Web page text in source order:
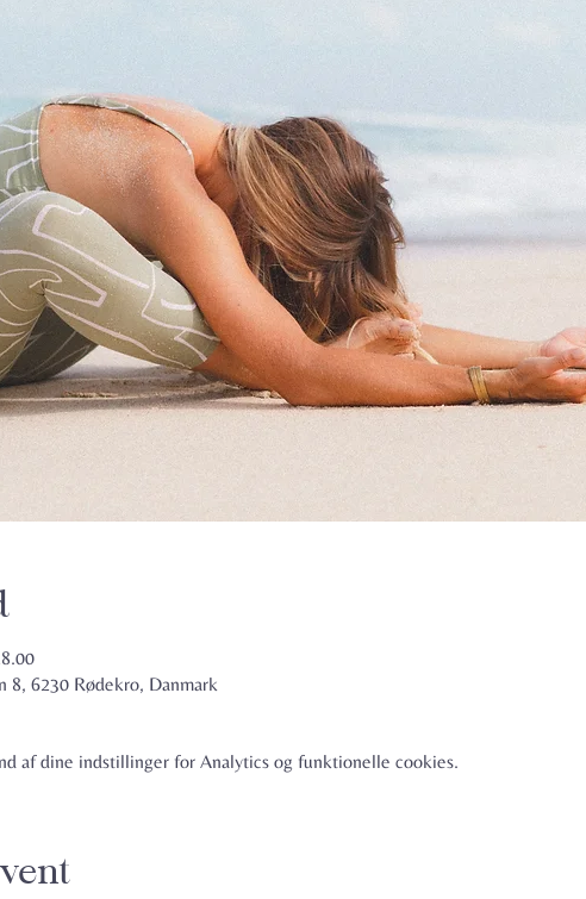
6230 Rødekro, Danmark
af dine indstillinger for Analytics og funktionelle cookies.